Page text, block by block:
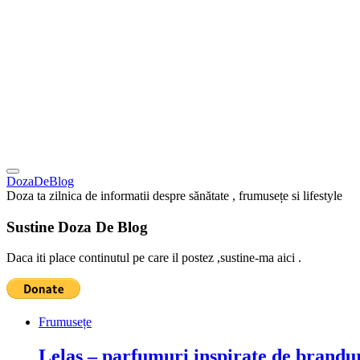
DozaDeBlog
Doza ta zilnica de informatii despre sănătate , frumusețe si lifestyle
Sustine Doza De Blog
Daca iti place continutul pe care il postez ,sustine-ma aici .
Frumusețe